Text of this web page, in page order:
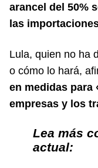
arancel del 50%
las
Lula, quien no ha
o cómo lo hará,
en medidas para
empresas y los
Lea más
actual: